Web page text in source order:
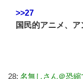
>>27
国民的アニメ、
28: 名無しさん＠恐縮